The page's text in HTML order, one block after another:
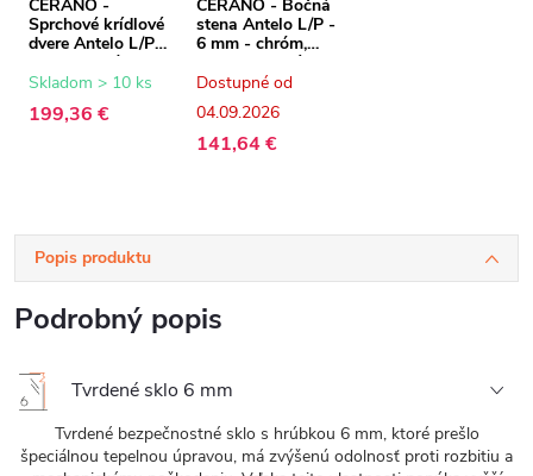
CERANO -
Sprchové krídlové
dvere Antelo L/P -
6 mm - chróm,
transparentné
cm
Skladom > 10 ks
199,36 €
CERANO - Bočná
stena Antelo L/P -
6 mm - chróm,
transparentné
sklo - 100x190
cm
Dostupné od
04.09.2026
141,64 €
Popis produktu
Podrobný popis
Tvrdené sklo 6 mm
Tvrdené bezpečnostné sklo s hrúbkou 6 mm, ktoré prešlo
špeciálnou tepelnou úpravou, má zvýšenú odolnosť proti rozbitiu a